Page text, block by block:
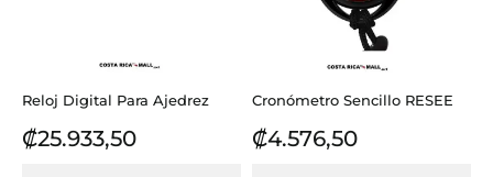
Reloj Digital Para Ajedrez
Precio
₡25.933,50
Cronómetro Sencillo RESEE
Precio
₡4.576,50